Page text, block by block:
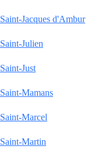
Saint-Jacques d'Ambur
Saint-Julien
Saint-Just
Saint-Mamans
Saint-Marcel
Saint-Martin